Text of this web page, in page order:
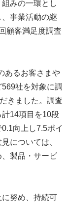
みの一環とし
事業活動の継
顧客満足度調査
あるお客さまや
社を対象に調
きました。調査
14項目を10段
向上し7.5ポイ
については、
製品・サービ
努め、持続可